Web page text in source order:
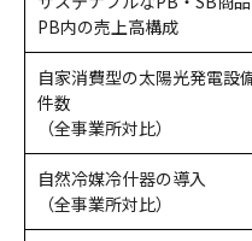
PB内の売上高構成
自家消費型の太陽光発電設
件数
（全事業所対比）
自然冷媒冷什器の導入
（全事業所対比）